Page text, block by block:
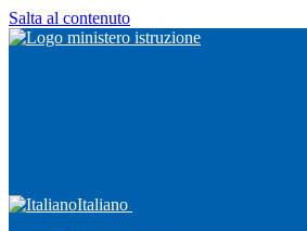
Salta al contenuto
Italiano